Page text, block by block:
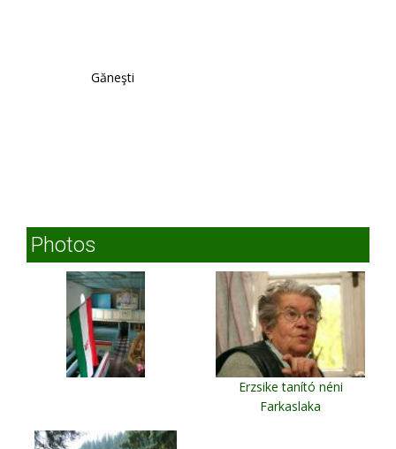
Găneşti
Photos
Erzsike tanító néni
Farkaslaka